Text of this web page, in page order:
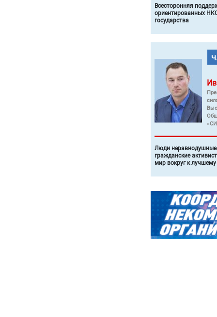
Всесторонняя
ориентированных
государства
Люди неравнодушные
гражданские
мир вокруг к лучшему